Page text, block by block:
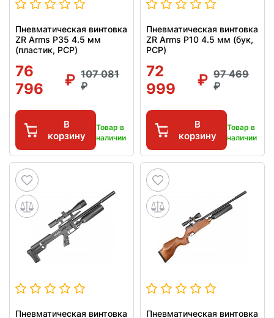
Пневматическая винтовка
ZR Arms P35 4.5 мм
(пластик, PCP)
76
796
107 081
В
корзину
Товар в
наличии
Пневматическая винтовка
ZR Arms P10 4.5 мм (бук,
PCP)
72
999
97 469
В
корзину
Товар в
наличии
Пневматическая винтовка
Пневматическая винтовка